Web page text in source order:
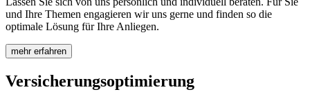
und Ihre Themen engagieren wir uns gerne und finden so die
optimale Lösung für Ihre Anliegen.
mehr erfahren
Versicherungsoptimierung